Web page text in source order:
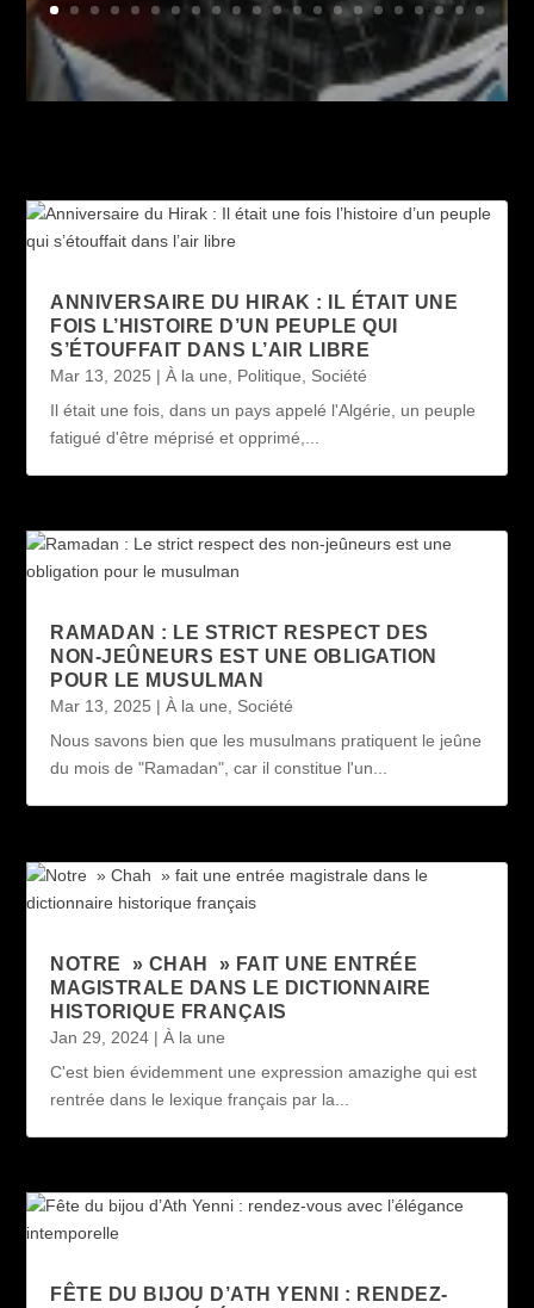
ANNIVERSAIRE DU HIRAK : IL ÉTAIT UNE
FOIS L’HISTOIRE D’UN PEUPLE QUI
S’ÉTOUFFAIT DANS L’AIR LIBRE
Mar 13, 2025 |À la une Politique
Société
Il était une fois, dans un pays appelé l'Algérie, un peuple
fatigué d'être méprisé et opprimé,...
RAMADAN : LE STRICT RESPECT DES
NON-JEÛNEURS EST UNE OBLIGATION
POUR LE MUSULMAN
Mar 13, 2025 |À la une, Société
Nous savons bien que les musulmans pratiquent le jeûne
du mois de "Ramadan", car il constitue l'un...
NOTRE » CHAH » FAIT UNE ENTRÉE
MAGISTRALE DANS LE DICTIONNAIRE
HISTORIQUE FRANÇAIS
Jan 29, 2024 |À la une
C'est bien évidemment une expression amazighe qui est
rentrée dans le lexique français par la...
FÊTE DU BIJOU D’ATH YENNI : RENDEZ-